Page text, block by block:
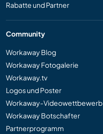
Rabatte und Partner
Community
Workaway Blog
Workaway Fotogalerie
Workaway.tv
Logos und Poster
Workaway-Videowettbewerb
Workaway Botschafter
Partnerprogramm